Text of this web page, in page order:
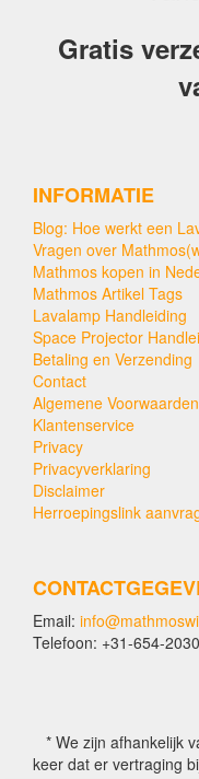
Gratis
INFORMATIE
Blog: Hoe werkt een
Vragen over
Mathmos kopen in
Mathmos Artikel Tags
Lavalamp Handleiding
Space Projector
Betaling en Verzending
Contact
Algemene Voorwaarden
Klantenservice
Privacy
Privacyverklaring
Disclaimer
Herroepingslink
Email:
Telefoon: +31-654-
* We zijn afhankelijk
keer dat er vertraging